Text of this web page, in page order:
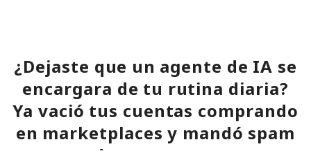
¿Dejaste que un agente de IA se
encargara de tu rutina diaria?
Ya vació tus cuentas comprando
en marketplaces y mandó spam
a todos tus contactos